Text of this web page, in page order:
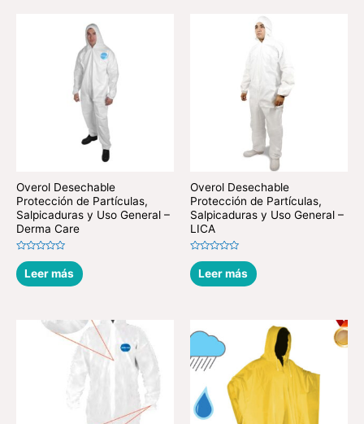
Overol Desechable
Protección de Partículas,
Salpicaduras y Uso General –
Derma Care
Valorado
en
0
de
Leer más
Overol Desechable
Protección de Partículas,
Salpicaduras y Uso General –
LICA
Valorado
en
0
de
Leer más